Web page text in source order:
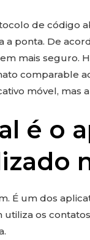
de código
a ponta. De
mais seguro.
comparable
móvel, mas
é o
É um dos
os